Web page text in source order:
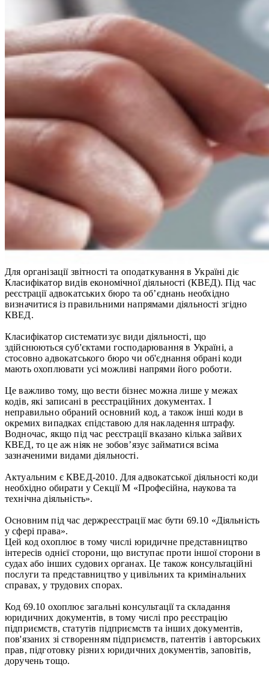
Для організації звітності та оподаткування в Україні діє
Класифікатор видів економічної діяльності (КВЕД). Під час
реєстрації адвокатських бюро та об’єднань необхідно
визначитися із правильними напрямами діяльності згідно
КВЕД.
Класифікатор систематизує види діяльності, що
здійснюються суб'єктами господарювання в Україні, а
стосовно адвокатського бюро чи об'єднання обрані коди
мають охоплювати усі можливі напрями його роботи.
Це важливо тому, що вести бізнес можна лише у межах
кодів, які записані в реєстраційних документах. І
неправильно обраний основний код, а також інші коди в
окремих випадках єпідставою для накладення штрафу.
Водночас, якщо під час реєстрації вказано кілька зайвих
КВЕД, то це аж ніяк не зобов’язує займатися всіма
зазначеними видами діяльності.
Актуальним є КВЕД-2010. Для адвокатської діяльності коди
необхідно обирати у Секції М «Професійна, наукова та
технічна діяльність».
Основним під час держреєстрації має бути 69.10 «Діяльність
у сфері права».
Цей код охоплює в тому числі юридичне представництво
інтересів однієї сторони, що виступає проти іншої сторони в
судах або інших судових органах. Це також консультаційні
послуги та представництво у цивільних та кримінальних
справах, у трудових спорах.
Код 69.10 охоплює загальні консультації та складання
юридичних документів, в тому числі про реєстрацію
підприємств, статутів підприємств та інших документів,
пов'язаних зі створенням підприємств, патентів і авторських
прав, підготовку різних юридичних документів, заповітів,
доручень тощо.